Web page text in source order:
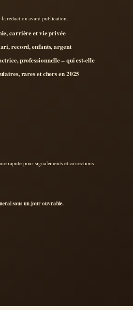
la redaction avant publication.
carrière et vie privée
record, enfants, argent
professionnelle – qui est-elle
rares et chers en 2025
rapide pour signalements et corrections.
sous un jour ouvrable.